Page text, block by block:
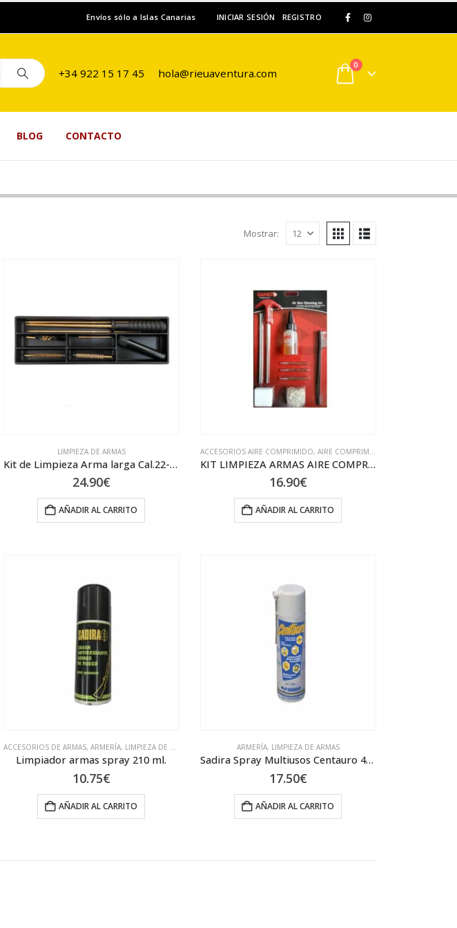
Envíos sólo a Islas Canarias INICIAR SESIÓN REGISTRO
+34 922 15 17 45 hola@rieuaventura.com
0
BLOG CONTACTO
Mostrar:
LIMPIEZA DE ARMAS
Kit de Limpieza Arma larga Cal.22-5.5 1010C-
24.90€
AÑADIR AL CARRITO
ACCESORIOS AIRE COMPRIMIDO, AIRE COMPRIMIDO
KIT LIMPIEZA ARMAS AIRE COMPRIMIDO GAMO
16.90€
AÑADIR AL CARRITO
ACCESORIOS DE ARMAS, ARMERÍA, LIMPIEZA DE ARMAS
Limpiador armas spray 210 ml.
10.75€
AÑADIR AL CARRITO
ARMERÍA, LIMPIEZA DE ARMAS
Sadira Spray Multiusos Centauro 405 cc
17.50€
AÑADIR AL CARRITO